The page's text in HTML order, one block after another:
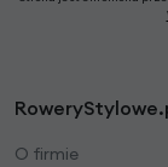
O firmie